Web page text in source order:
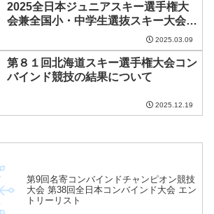
2025全日本ジュニアスキー選手権大
会兼全国小・中学生選抜スキー大会コ
ンバインドジャンプ競技 男子組の結
果及び後半クロスカントリー競技のス
タートリストについて※悪天候の為、
前日のＰＣＲを採用しています。
2025.03.09
第８１回北海道スキー選手権大会コン
バインド競技の結果について
2025.12.19
第9回名寄コンバインドチャンピオン競技
大会 第38回全日本コンバインド大会 エン
トリーリスト